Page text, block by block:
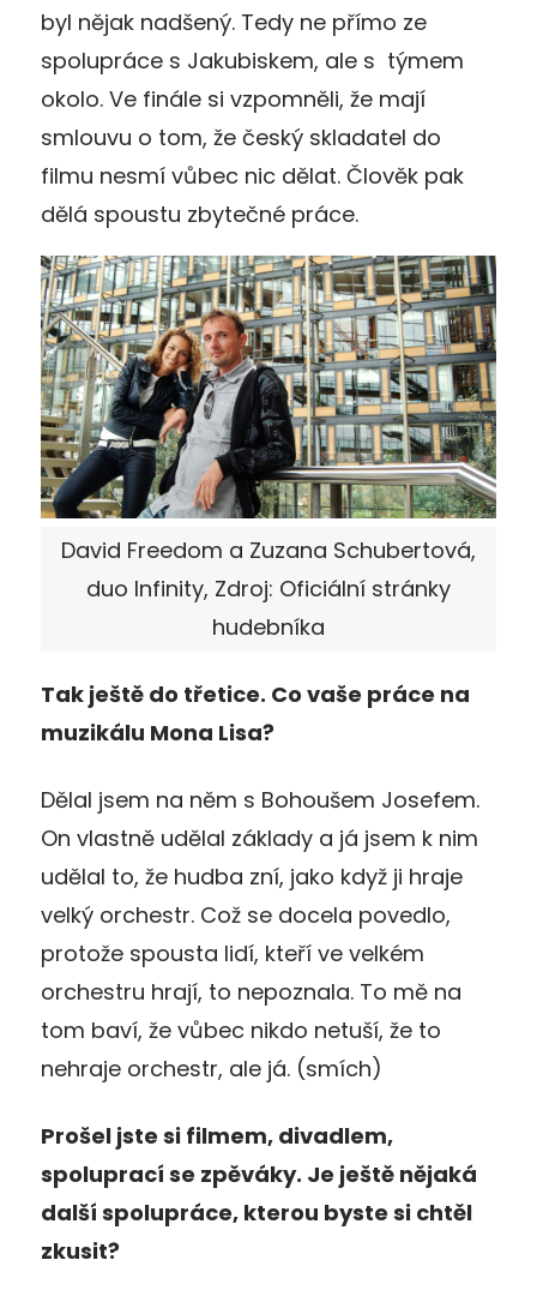
byl nějak nadšený. Tedy ne přímo ze
spolupráce s Jakubiskem, ale s týmem
okolo. Ve finále si vzpomněli, že mají
smlouvu o tom, že český skladatel do
filmu nesmí vůbec nic dělat. Člověk pak
dělá spoustu zbytečné práce.
David Freedom a Zuzana Schubertová,
duo Infinity, Zdroj: Oficiální stránky
hudebníka
Tak ještě do třetice. Co vaše práce na
muzikálu Mona Lisa?
Dělal jsem na něm s Bohoušem Josefem.
On vlastně udělal základy a já jsem k nim
udělal to, že hudba zní, jako když ji hraje
velký orchestr. Což se docela povedlo,
protože spousta lidí, kteří ve velkém
orchestru hrají, to nepoznala. To mě na
tom baví, že vůbec nikdo netuší, že to
nehraje orchestr, ale já. (smích)
Prošel jste si filmem, divadlem,
spoluprací se zpěváky. Je ještě nějaká
další spolupráce, kterou byste si chtěl
zkusit?